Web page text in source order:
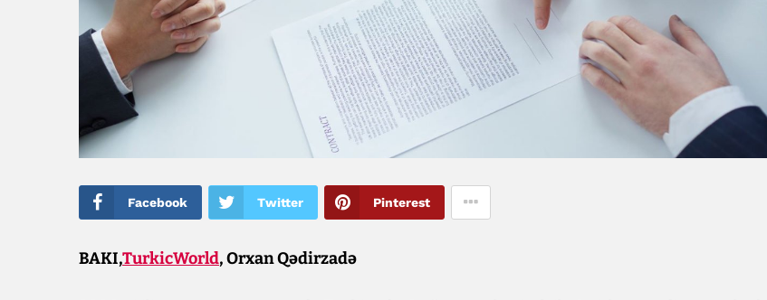
Facebook Twitter Pinterest
BAKI,TurkicWorld, Orxan Qədirzadə